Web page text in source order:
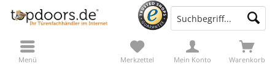
Warenkorb
Merkzettel Mein Konto
Menü